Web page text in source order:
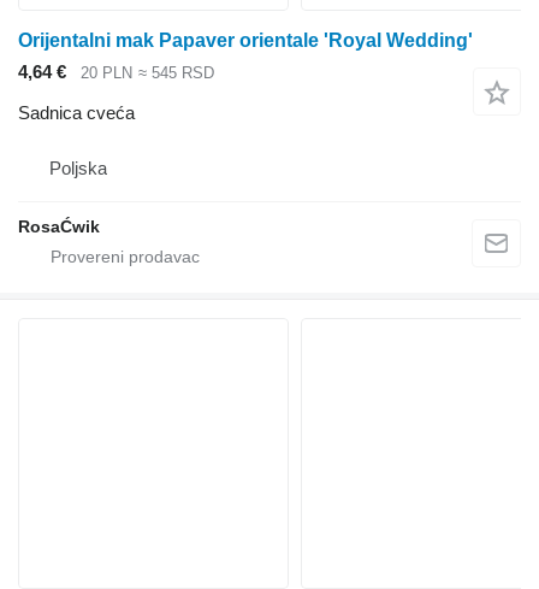
Oriјentalni mak Papaver orientale 'Royal Wedding'
4,64 €
20 PLN ≈ 545 RSD
Sadnica cveća
Poljska
RosaĆwik